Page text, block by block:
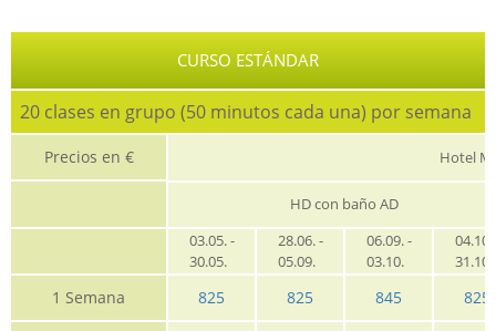
CURSO ESTÁNDAR
20 clases en grupo (50 minutos cada una) por semana
Precios en € Hotel
HD con baño AD
03.05. -
30.05.
28.06. -
05.09.
06.09. -
03.10.
04.10.
1 Semana 825 825 845 825